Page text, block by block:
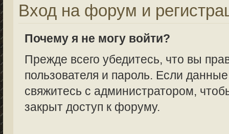
Вход на форум и
Почему я не могу войти?
Прежде всего убедитесь, что вы
пользователя и пароль. Если
свяжитесь с администратором,
закрыт доступ к форуму.